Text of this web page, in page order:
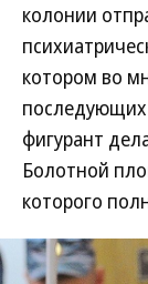
колонии
котором во
последующих
фигурант
Болотной
которого